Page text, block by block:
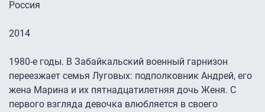
Россия
2014
1980-е годы. В Забайкальский военный гарнизон
переезжает семья Луговых: подполковник Андрей, его
жена Марина и их пятнадцатилетняя дочь Женя. С
первого взгляда девочка влюбляется в своего